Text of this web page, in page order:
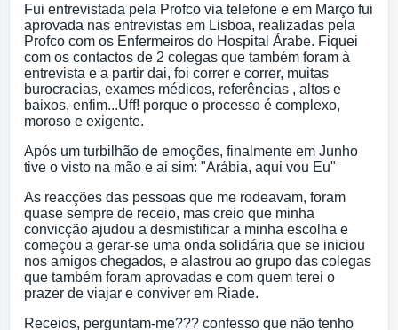
Fui entrevistada pela Profco via telefone e em Março fui
aprovada nas entrevistas em Lisboa, realizadas pela
Profco com os Enfermeiros do Hospital Árabe. Fiquei
com os contactos de 2 colegas que também foram à
entrevista e a partir dai, foi correr e correr, muitas
burocracias, exames médicos, referências , altos e
baixos, enfim...Uff! porque o processo é complexo,
moroso e exigente.
Após um turbilhão de emoções, finalmente em Junho
tive o visto na mão e ai sim: "Arábia, aqui vou Eu"
As reacções das pessoas que me rodeavam, foram
quase sempre de receio, mas creio que minha
convicção ajudou a desmistificar a minha escolha e
começou a gerar-se uma onda solidária que se iniciou
nos amigos chegados, e alastrou ao grupo das colegas
que também foram aprovadas e com quem terei o
prazer de viajar e conviver em Riade.
Receios, perguntam-me??? confesso que não tenho